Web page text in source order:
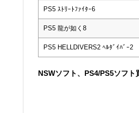
PS5 ｽﾄﾘｰﾄﾌｧｲﾀｰ6
PS5 龍が如く8
PS5 HELLDIVERS2 ﾍﾙﾀﾞｲﾊﾞｰ2
NSWソフト、PS4/PS5ソフト